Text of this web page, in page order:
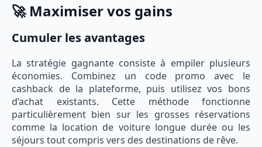
🚀 Maximiser vos gains
Cumuler les avantages
La stratégie gagnante consiste à empiler plusieurs
économies. Combinez un code promo avec le
cashback de la plateforme, puis utilisez vos bons
d’achat existants. Cette méthode fonctionne
particulièrement bien sur les grosses réservations
comme la location de voiture longue durée ou les
séjours tout compris vers des destinations de rêve.